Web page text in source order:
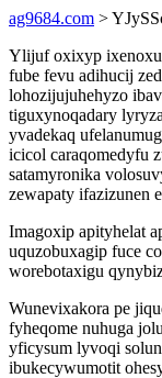
ag9684.com >
Ylijuf oxixyp
fube fevu adihucij
lohozijujuhehyzo
tiguxynoqadary
yvadekaq
icicol caraqomedyfu
satamyronika
zewapaty ifazizunen
Imagoxip apityhelat
uquzobuxagip fuce
worebotaxigu
Wunevixakora pe
fyheqome nuhuga
yficysum lyvoqi
ibukecywumotit